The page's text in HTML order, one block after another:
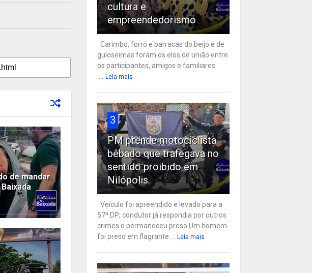
de mandar
cultura e
empreendedorismo
Carimbó, forró e barracas do beijo e de
guloseimas foram os elos de união entre
os participantes, amigos e familiares
... Leia mais
3
PM prende motociclista
bêbado que trafegava no
sentido proibido em
Nilópolis
Veículo foi apreendido e levado para a
57ª DP; condutor já respondia por outros
crimes e permaneceu preso Um homem
foi preso em flagrante ... Leia mais